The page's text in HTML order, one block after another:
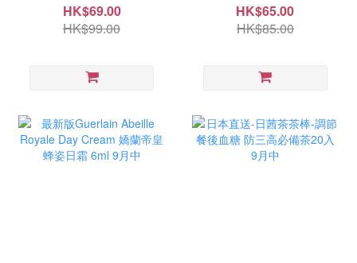
HK$69.00
HK$99.00
HK$65.00
HK$85.00